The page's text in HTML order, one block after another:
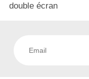
double écran